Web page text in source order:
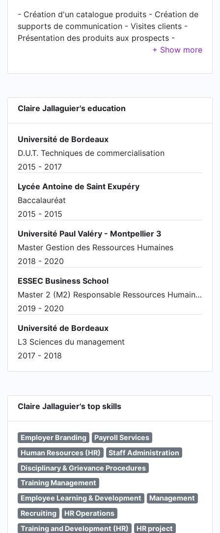
collaborateurs des postes à pourvoir Création du
support du journal interne mensuel Coordination
et rédaction du journal interne mensuel Projets
transverses : Mobilité interne, GPEC, Culture
- Création d'un catalogue produits - Création de
supports de communication - Visites clients -
Présentation des produits aux prospects -
Claire Jallaguier's education
Université de Bordeaux
D.U.T. Techniques de commercialisation
2015 - 2017
Lycée Antoine de Saint Exupéry
Baccalauréat
2015 - 2015
Université Paul Valéry - Montpellier 3
Master Gestion des Ressources Humaines
2018 - 2020
ESSEC Business School
Master 2 (M2) Responsable Ressources Humaines
2019 - 2020
Université de Bordeaux
L3 Sciences du management
2017 - 2018
Claire Jallaguier's top skills
Employer Branding
Payroll Services
Human Resources (HR)
Staff Administration
Disciplinary & Grievance Procedures
Training Management
Employee Learning & Development
Management
Recruiting
HR Operations
Training and Development (HR)
HR project